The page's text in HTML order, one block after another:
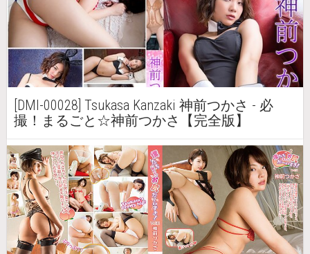
[DMI-00028] Tsukasa Kanzaki 神前つかさ - 必
撮！まるごと☆神前つかさ【完全版】